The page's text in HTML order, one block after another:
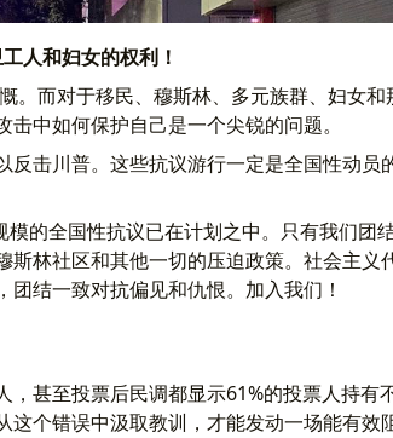
人和妇女的权利！
。而对于移民、穆斯林、多元族群、妇女和
中如何保护自己是一个尖锐的问题。
反击川普。这些抗议游行一定是全国性动员
的全国性抗议已在计划之中。只有我们团
林社区和其他一切的压迫政策。社会主义
结一致对抗偏见和仇恨。加入我们！
，甚至投票后民调都显示61%的投票人持有
这个错误中汲取教训，才能发动一场能有效